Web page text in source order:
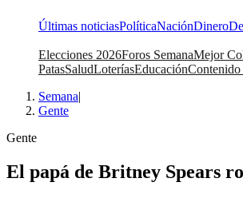
Últimas noticiasPolíticaNaciónDinero
Elecciones 2026Foros SemanaMejor
PatasSaludLoteríasEducaciónContenido
Semana|
Gente
Gente
El papá de Britney Spears